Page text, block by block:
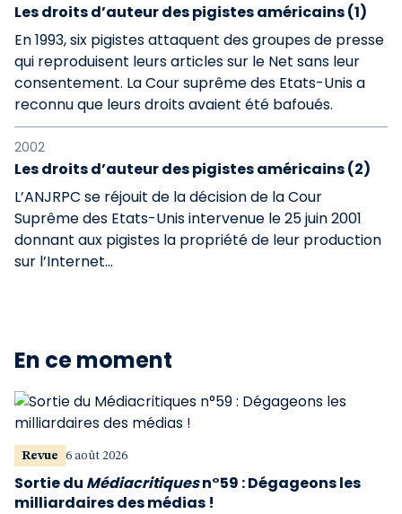
Les droits d’auteur des pigistes américains (1)
En 1993, six pigistes attaquent des groupes de presse
qui reproduisent leurs articles sur le Net sans leur
consentement. La Cour suprême des Etats-Unis a
reconnu que leurs droits avaient été bafoués.
2002
Les droits d’auteur des pigistes américains (2)
L’ANJRPC se réjouit de la décision de la Cour
Suprême des Etats-Unis intervenue le 25 juin 2001
donnant aux pigistes la propriété de leur production
sur l’Internet...
En ce moment
Revue 6 août 2026
Sortie du Médiacritiquesn°59 : Dégageons les
milliardaires des médias !